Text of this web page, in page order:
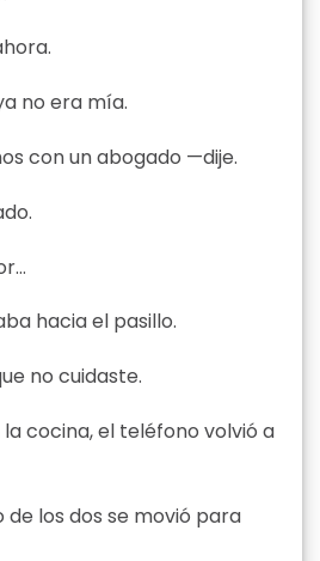
no era mía.
con un abogado —dije.
hacia el pasillo.
no cuidaste.
cocina, el teléfono volvió a
de los dos se movió para